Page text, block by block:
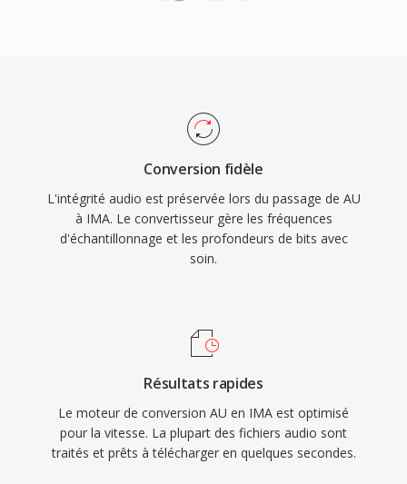
Conversion fidèle
L'intégrité audio est préservée lors du passage de AU
à IMA. Le convertisseur gère les fréquences
d'échantillonnage et les profondeurs de bits avec
soin.
Résultats rapides
Le moteur de conversion AU en IMA est optimisé
pour la vitesse. La plupart des fichiers audio sont
traités et prêts à télécharger en quelques secondes.